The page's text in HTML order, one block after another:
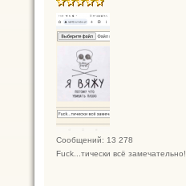
Сообщений: 13 278
Fuck...тически всё замечательно!